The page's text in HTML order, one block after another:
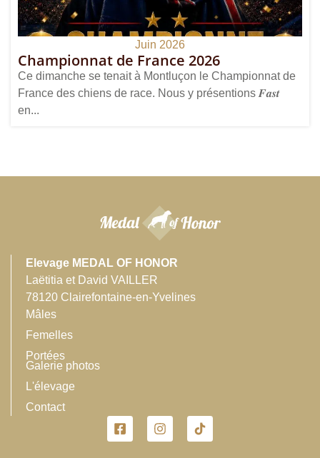
Juin 2026
Championnat de France 2026
Ce dimanche se tenait à Montluçon le Championnat de
France des chiens de race. Nous y présentions 𝑭𝒂𝒔𝒕
en...
Elevage MEDAL OF HONOR
Laëtitia et David VAILLER
78120 Clairefontaine-en-Yvelines
Mâles
Femelles
Portées
Galerie photos
L'élevage
Contact